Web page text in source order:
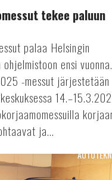
tekee paluun
palaa Helsingin
ohjelmistoon ensi vuonna.
-messut järjestetään
ja...